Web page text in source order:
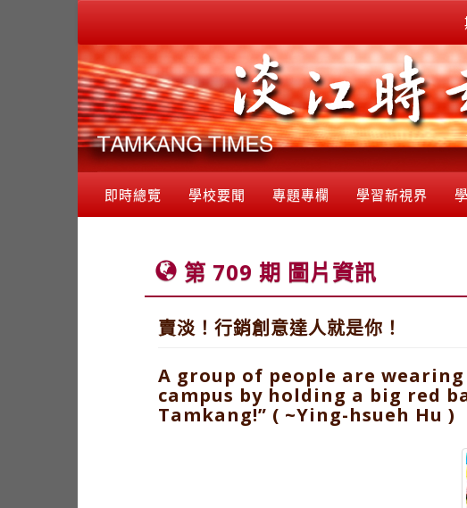
即時總覽 學校要聞 專題專欄 學習新視界
第 709 期 圖片資訊
賣淡！行銷創意達人就是你！
A group of people are
campus by holding a big red
Tamkang!” ( ~Ying-hsueh Hu )